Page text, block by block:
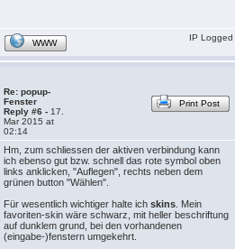
WWW
IP Logged
Re: popup-
Fenster
Reply #6 - 17.
Mar 2015 at
02:14
Print Post
Hm, zum schliessen der aktiven verbindung kann
ich ebenso gut bzw. schnell das rote symbol oben
links anklicken, "Auflegen", rechts neben dem
grünen button "Wählen".
Für wesentlich wichtiger halte ich skins . Mein
favoriten-skin wäre schwarz, mit heller beschriftung
auf dunklem grund, bei den vorhandenen
(eingabe-)fenstern umgekehrt.